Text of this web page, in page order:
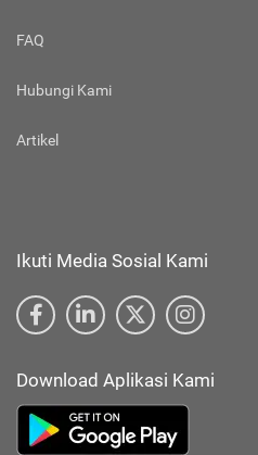
FAQ
Hubungi Kami
Artikel
Ikuti Media Sosial Kami
Download Aplikasi Kami